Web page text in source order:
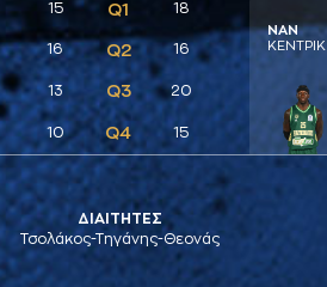
15 Q1 18
16 Q2 16
13 Q3 20
10 Q4 15
ΝAΝ
ΚΕΝΤΡΙΚ
ΔΙΑΙΤΗΤΕΣ
Τσολάκος-Τηγάνης-Θεονάς